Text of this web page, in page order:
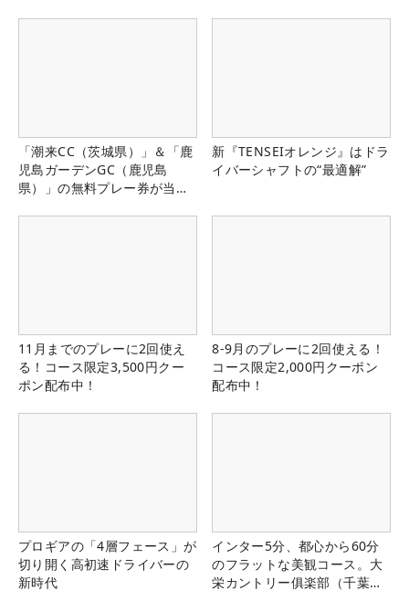
「潮来CC（茨城県）」＆「鹿
児島ガーデンGC（鹿児島
県）」の無料プレー券が当た
新『TENSEIオレンジ』はドラ
イバーシャフトの“最適解”
11月までのプレーに2回使え
る！コース限定3,500円クー
ポン配布中！
8-9月のプレーに2回使える！
コース限定2,000円クーポン
配布中！
プロギアの「4層フェース」が
切り開く高初速ドライバーの
新時代
インター5分、都心から60分
のフラットな美観コース。大
栄カントリー俱楽部（千葉